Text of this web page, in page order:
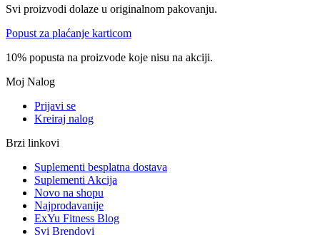
Svi proizvodi dolaze u originalnom pakovanju.
Popust za plaćanje karticom
10% popusta na proizvode koje nisu na akciji.
Moj Nalog
Prijavi se
Kreiraj nalog
Brzi linkovi
Suplementi besplatna dostava
Suplementi Akcija
Novo na shopu
Najprodavanije
ExYu Fitness Blog
Svi Brendovi